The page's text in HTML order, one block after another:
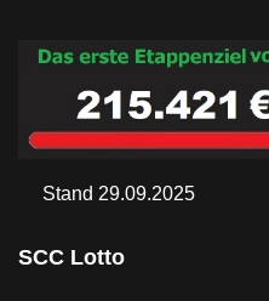
Stand 29.09.2025
SCC Lotto